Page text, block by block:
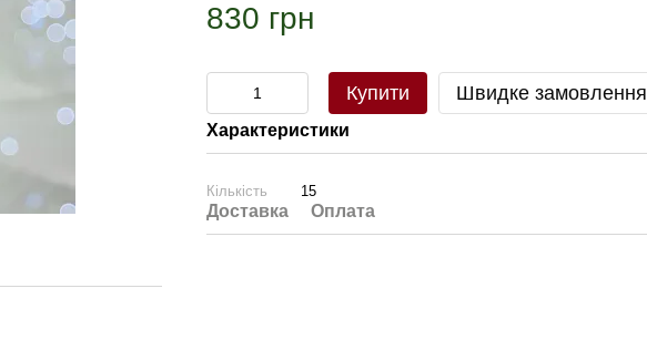
830 грн
Купити Швидке замовлення
Характеристики
Кількість 15
Доставка Оплата